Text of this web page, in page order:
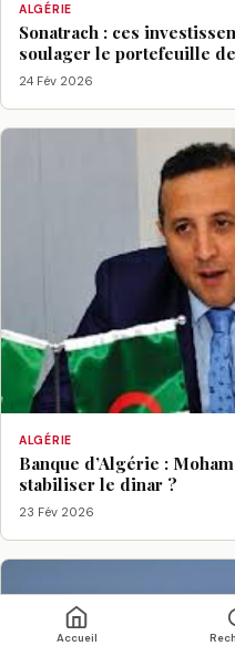
ALGÉRIE
Sonatrach : ces
soulager le portefeuille
24 Fév 2026
ALGÉRIE
Banque d’Algérie :
stabiliser le dinar ?
23 Fév 2026
Accueil